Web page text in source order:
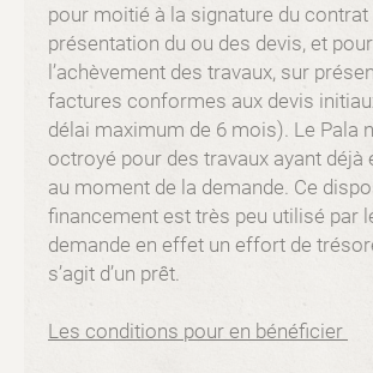
pour moitié à la signature du contrat
présentation du ou des devis, et
l’achèvement des travaux, sur
factures conformes aux devis
délai maximum de 6 mois). Le Pala
octroyé pour des travaux ayant déjà
au moment de la demande. Ce
financement est très peu utilisé par
demande en effet un effort de
s’agit d’un prêt.
Les conditions pour en bénéficier